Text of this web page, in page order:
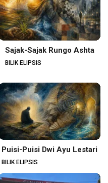
Sajak-Sajak Rungo Ashta
BILIK ELIPSIS
Puisi-Puisi Dwi Ayu Lestari
BILIK ELIPSIS